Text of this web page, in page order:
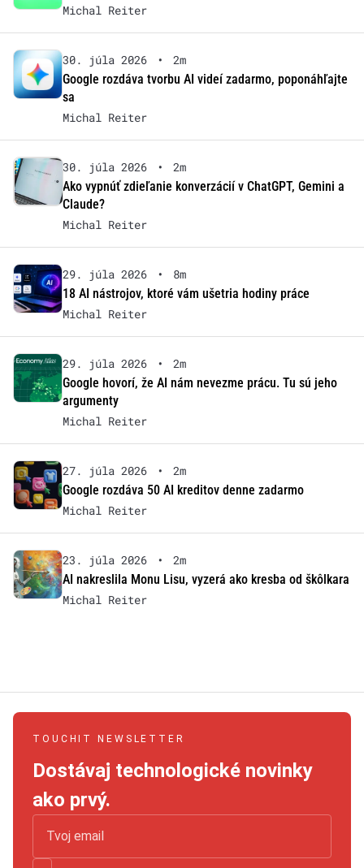
Michal Reiter
30. júla 2026 •
2m
Google rozdáva tvorbu AI videí zadarmo, poponáhľajte
sa
Michal Reiter
30. júla 2026 •
2m
Ako vypnúť zdieľanie konverzácií v ChatGPT, Gemini a
Claude?
Michal Reiter
29. júla 2026 •
8m
18 AI nástrojov, ktoré vám ušetria hodiny práce
Michal Reiter
29. júla 2026 •
2m
Google hovorí, že AI nám nevezme prácu. Tu sú jeho
argumenty
Michal Reiter
27. júla 2026 •
2m
Google rozdáva 50 AI kreditov denne zadarmo
Michal Reiter
23. júla 2026 •
2m
AI nakreslila Monu Lisu, vyzerá ako kresba od škôlkara
Michal Reiter
TOUCHIT NEWSLETTER
Dostávaj technologické novinky
ako prvý.